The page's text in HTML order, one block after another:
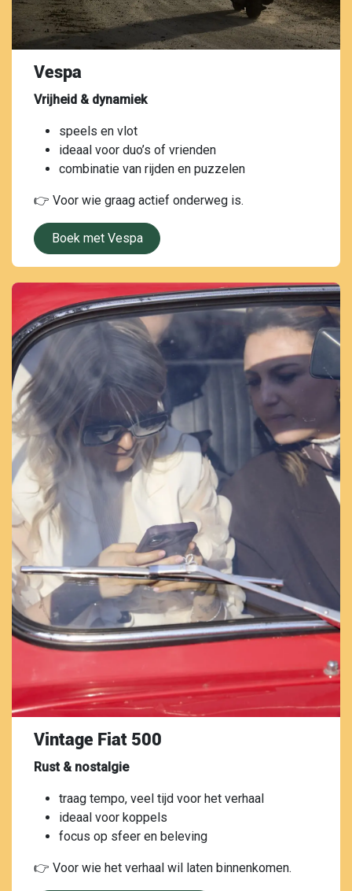
Vespa
Vrijheid & dynamiek
speels en vlot
ideaal voor duo’s of vrienden
combinatie van rijden en puzzelen
👉 Voor wie graag actief onderweg is.
Boek met Vespa
Vintage Fiat 500
Rust & nostalgie
traag tempo, veel tijd voor het verhaal
ideaal voor koppels
focus op sfeer en beleving
👉 Voor wie het verhaal wil laten binnenkomen.